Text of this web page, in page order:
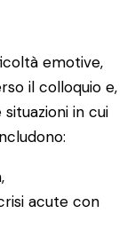
emotive,
il colloquio e,
in cui
acute con